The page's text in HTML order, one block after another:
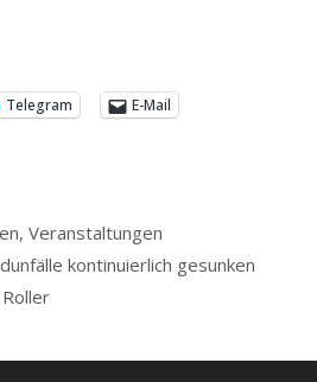
Telegram
E-Mail
, Veranstaltungen
kontinuierlich gesunken